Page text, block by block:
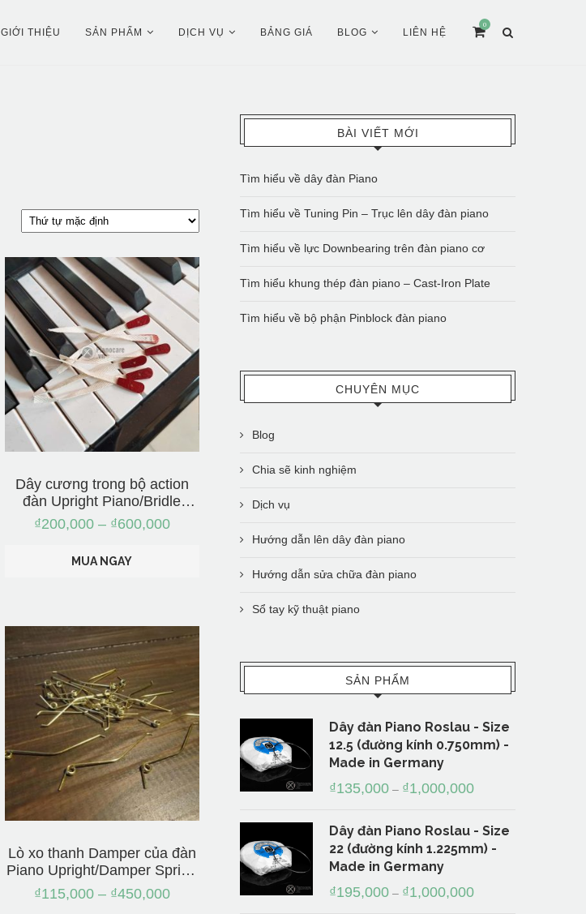
GIỚI THIỆU SẢN PHẨM DỊCH VỤ BẢNG GIÁ BLOG LIÊN HỆ
0
Dây cương trong bộ action
đàn Upright Piano/Bridle
Strap – Nhập từ Nhật
₫200,000– ₫600,000
MUA NGAY
Lò xo thanh Damper của đàn
Piano Upright/Damper Spring
– Nhập từ Nhật
₫115,000– ₫450,000
BÀI VIẾT MỚI
Tìm hiểu về dây đàn Piano
Tìm hiểu về Tuning Pin – Trục lên dây đàn piano
Tìm hiểu về lực Downbearing trên đàn piano cơ
Tìm hiểu khung thép đàn piano – Cast-Iron Plate
Tìm hiểu về bộ phận Pinblock đàn piano
CHUYÊN MỤC
Blog
Chia sẽ kinh nghiệm
Dịch vụ
Hướng dẫn lên dây đàn piano
Hướng dẫn sửa chữa đàn piano
Sổ tay kỹ thuật piano
SẢN PHẨM
Dây đàn Piano Roslau - Size
12.5 (đường kính 0.750mm) -
Made in Germany
₫135,000 – ₫1,000,000
Dây đàn Piano Roslau - Size
22 (đường kính 1.225mm) -
Made in Germany
₫195,000 – ₫1,000,000